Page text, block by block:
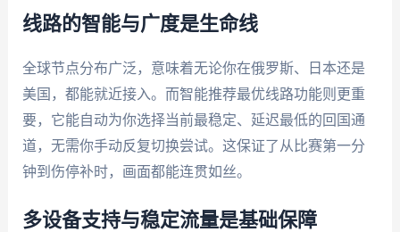
线路的智能与广度是生命线
全球节点分布广泛，意味着无论你在俄罗斯、日本还是
美国，都能就近接入。而智能推荐最优线路功能则更重
要，它能自动为你选择当前最稳定、延迟最低的回国通
道，无需你手动反复切换尝试。这保证了从比赛第一分
钟到伤停补时，画面都能连贯如丝。
多设备支持与稳定流量是基础保障